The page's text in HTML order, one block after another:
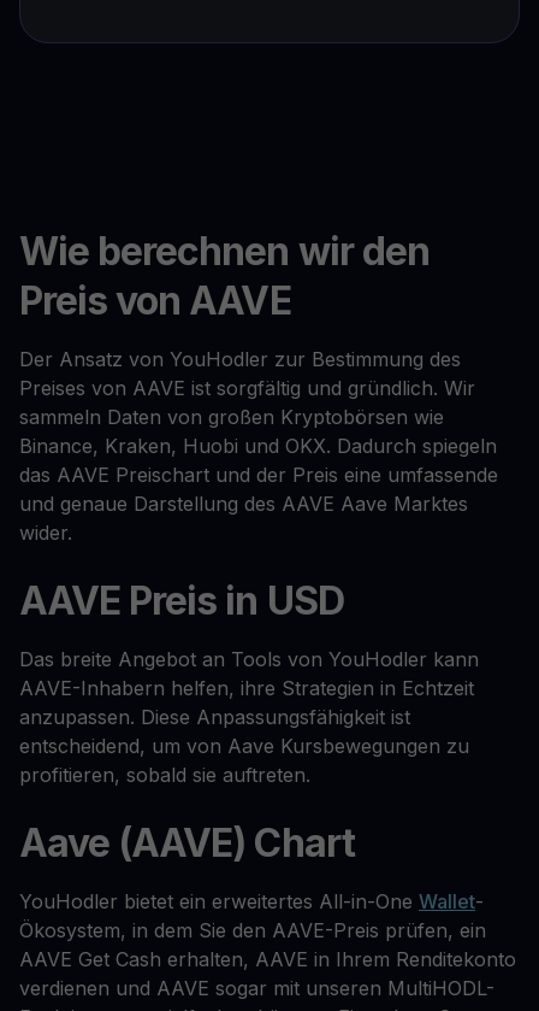
Wie berechnen wir den
Preis von AAVE
Der Ansatz von YouHodler zur Bestimmung des
Preises von AAVE ist sorgfältig und gründlich. Wir
sammeln Daten von großen Kryptobörsen wie
Binance, Kraken, Huobi und OKX. Dadurch spiegeln
das AAVE Preischart und der Preis eine umfassende
und genaue Darstellung des AAVE Aave Marktes
wider.
AAVE Preis in USD
Das breite Angebot an Tools von YouHodler kann
AAVE-Inhabern helfen, ihre Strategien in Echtzeit
anzupassen. Diese Anpassungsfähigkeit ist
entscheidend, um von Aave Kursbewegungen zu
profitieren, sobald sie auftreten.
Aave (AAVE) Chart
YouHodler bietet ein erweitertes All-in-One Wallet-
Ökosystem, in dem Sie den AAVE-Preis prüfen, ein
AAVE Get Cash erhalten, AAVE in Ihrem Renditekonto
verdienen und AAVE sogar mit unseren MultiHODL-